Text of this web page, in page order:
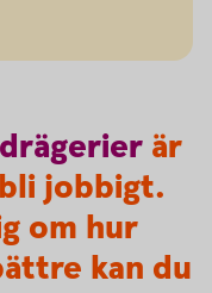
är
jobbigt.
om hur
kan du